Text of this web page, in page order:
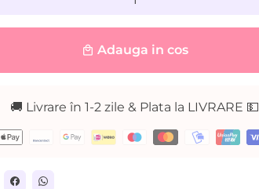
local_mall Adauga in cos
🚚 Livrare în 1-2 zile & Plata la LIVRARE 💵
Metode
plată